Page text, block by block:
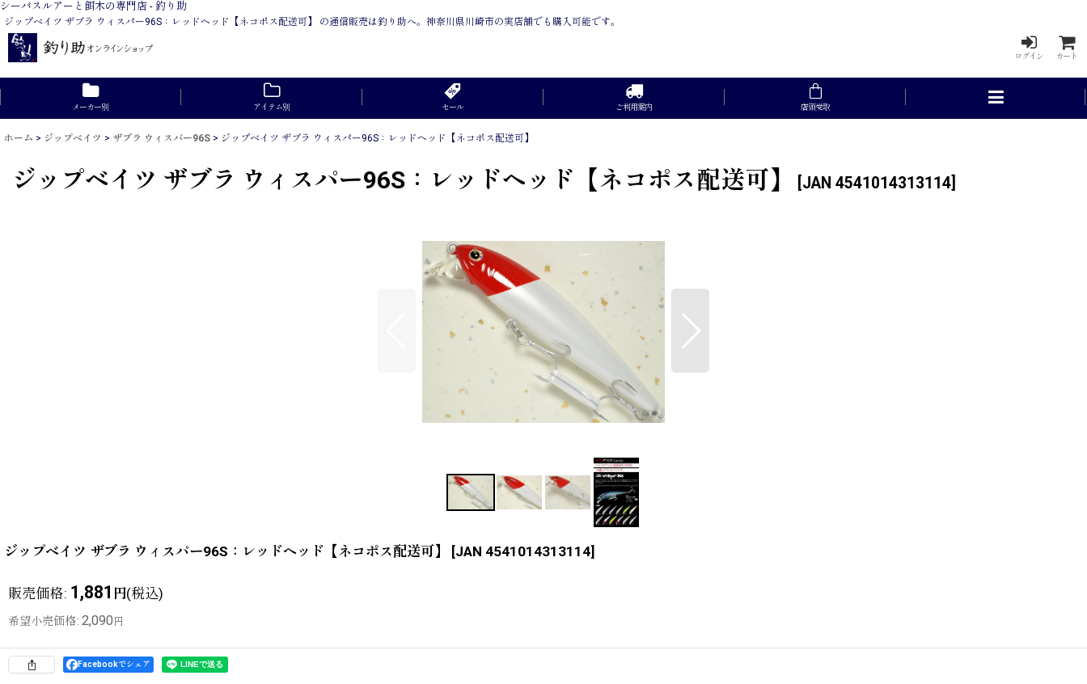
シーバスルアーと餌木の専門店 - 釣り助
ジップベイツ ザブラ ウィスパー96S：レッドヘッド【ネコポス配送可】 の通信販売は釣り助へ。神奈川県川崎市の実店舗でも購入可能です。
ログイン カート
メーカー別 アイテム別 セール ご利用案内 店頭受取
ホーム > ジップベイツ > ザブラ ウィスパー96S > ジップベイツ ザブラ ウィスパー96S：レッドヘッド【ネコポス配送可】
ジップベイツ ザブラ ウィスパー96S：レッドヘッド【ネコポス配送可】 JAN 4541014313114
ジップベイツ ザブラ ウィスパー96S：レッドヘッド【ネコポス配送可】 [JAN 4541014313114]
販売価格: 1,881 円(税込)
希望小売価格: 2,090 円
Facebookでシェア